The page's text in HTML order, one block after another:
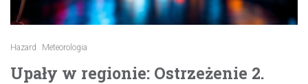
Hazard Meteorologia
Upały w regionie: Ostrzeżenie 2.